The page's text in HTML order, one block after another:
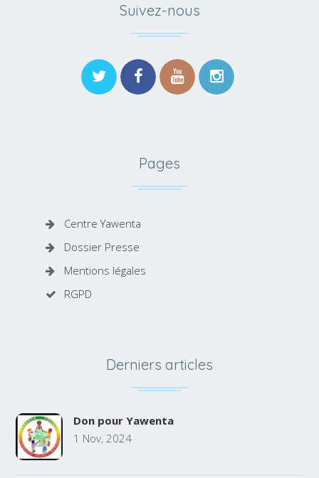
Suivez-nous
Pages
Centre Yawenta
Dossier Presse
Mentions légales
RGPD
Derniers articles
Don pour Yawenta
1 Nov, 2024